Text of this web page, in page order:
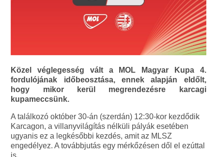
Közel véglegesség vált a MOL Magyar Kupa 4.
fordulójának időbeosztása, ennek alapján eldőlt,
hogy mikor kerül megrendezésre karcagi
kupameccsünk.
A találkozó október 30-án (szerdán) 12:30-kor kezdődik
Karcagon, a villanyvilágítás nélküli pályák esetében
ugyanis ez a legkésőbbi kezdés, amit az MLSZ
engedélyez. A továbbjutás egy mérkőzésen dől el ezúttal
is.